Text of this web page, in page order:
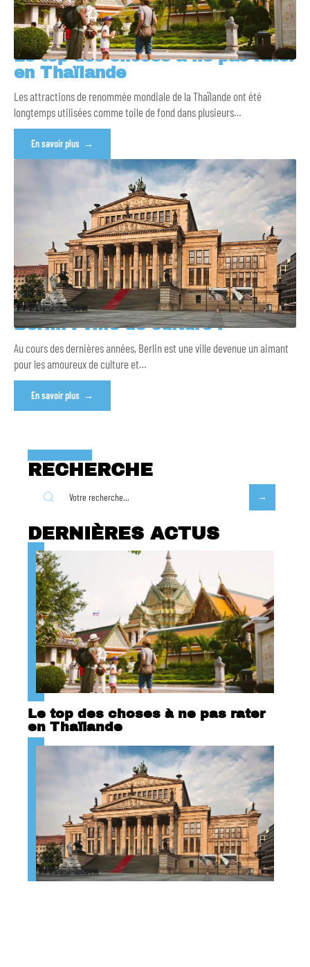
Le top des choses à ne pas rater
en Thaïlande
Les attractions de renommée mondiale de la Thaïlande ont été
longtemps utilisées comme toile de fond dans plusieurs…
En savoir plus
Berlin : ville de culture !
Au cours des dernières années, Berlin est une ville devenue un aimant
pour les amoureux de culture et…
En savoir plus
RECHERCHE
DERNIÈRES ACTUS
Le top des choses à ne pas rater
en Thaïlande